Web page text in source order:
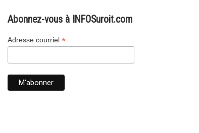
d’INFOSuroit
Abonnez-vous à INFOSuroit.com
Adresse courriel *